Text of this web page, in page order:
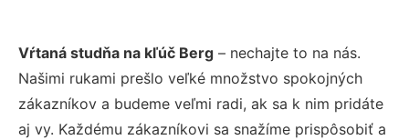
Vŕtaná studňa na kľúč Berg – nechajte to na nás.
Našimi rukami prešlo veľké množstvo spokojných
zákazníkov a budeme veľmi radi, ak sa k nim pridáte
aj vy. Každému zákazníkovi sa snažíme prispôsobiť a